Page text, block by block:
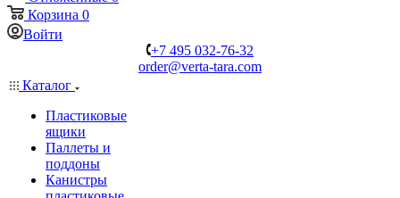
Корзина 0
Войти
+7 495 032-76-32
order@verta-tara.com
Каталог
Пластиковые
ящики
Паллеты и
поддоны
Канистры